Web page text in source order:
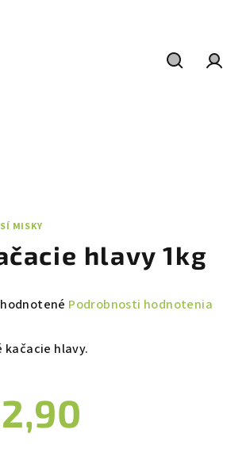
MISKY
hlavy 1kg
Podrobnosti hodnotenia
kačacie hlavy.